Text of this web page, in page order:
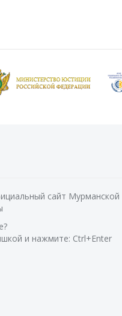
сайт Мурманской
и нажмите: Ctrl+Enter